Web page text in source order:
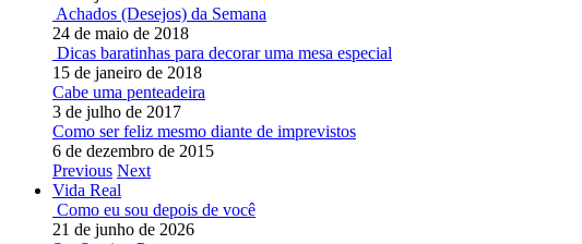
Achados (Desejos) da Semana
24 de maio de 2018
Dicas baratinhas para decorar uma mesa especial
15 de janeiro de 2018
Cabe uma penteadeira
3 de julho de 2017
Como ser feliz mesmo diante de imprevistos
6 de dezembro de 2015
Previous Next
Vida Real
Como eu sou depois de você
21 de junho de 2026